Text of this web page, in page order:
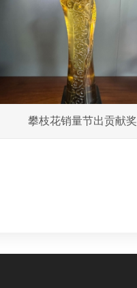
攀枝花销量节出贡献奖